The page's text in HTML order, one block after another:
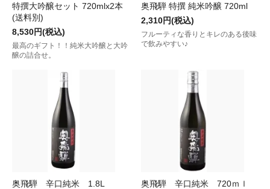
特撰大吟醸セット 720mlx2本
(送料別)
8,530円(税込)
最高のギフト！！純米大吟醸と大吟
醸の詰合せ。
奥飛騨 特撰 純米吟醸 720ml
2,310円(税込)
フルーティな香りとキレのある後味
で飲みやすい♪
奥飛騨 辛口純米 1.8L
奥飛騨 辛口純米 720ｍｌ